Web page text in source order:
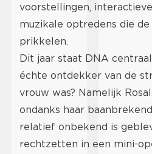
voorstellingen,
muzikale optredens die
prikkelen.
Dit jaar staat DNA
échte ontdekker van de
vrouw was? Namelijk
ondanks haar
relatief onbekend is
rechtzetten in een mini-